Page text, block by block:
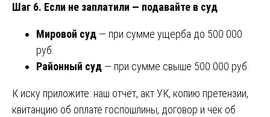
Шаг 6. Если не заплатили — подавайте в суд
Мировой суд — при сумме ущерба до 500 000
руб.
Районный суд — при сумме свыше 500 000 руб.
К иску приложите: наш отчёт, акт УК, копию претензии,
квитанцию об оплате госпошлины, договор и чек об